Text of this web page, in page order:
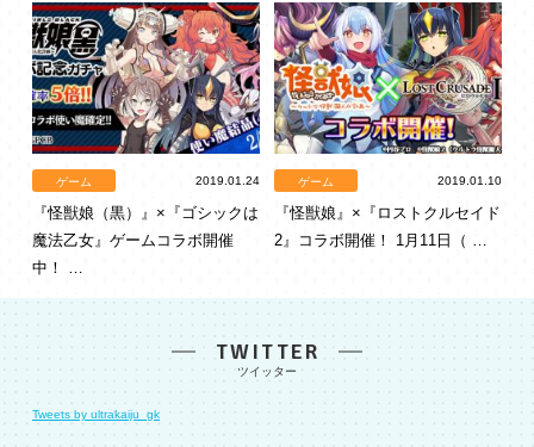
ゲーム 2019.01.24
『怪獣娘（黒）』×『ゴシックは
魔法乙女』ゲームコラボ開催
中！ …
ゲーム 2019.01.10
『怪獣娘』×『ロストクルセイド
2』コラボ開催！ 1月11日（ …
TWITTER
Tweets by ultrakaiju_gk